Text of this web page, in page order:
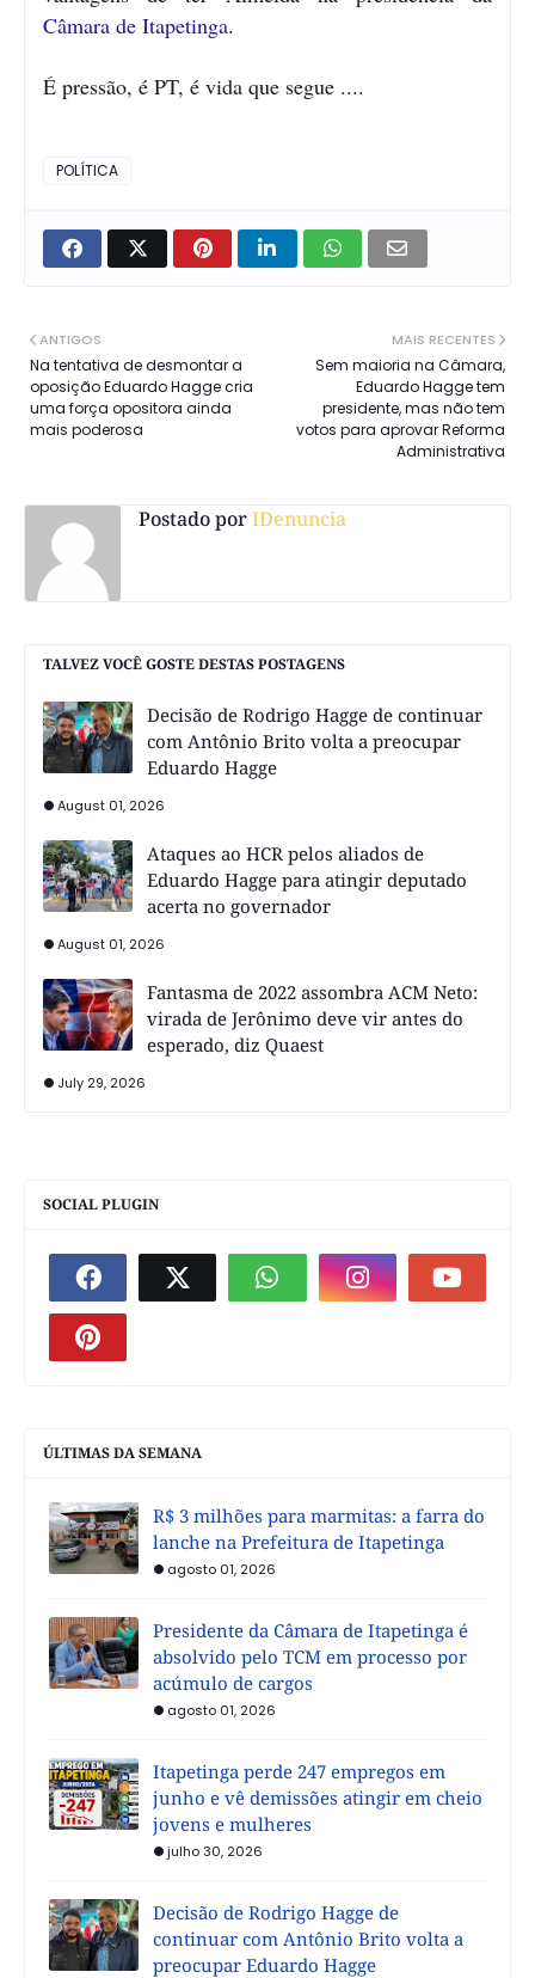
Câmara de Itapetinga.
É pressão, é PT, é vida que segue ....
POLÍTICA
MAIS RECENTES
Sem maioria na Câmara,
Eduardo Hagge tem
presidente, mas não tem
votos para aprovar Reforma
Administrativa
ANTIGOS
Na tentativa de desmontar a
oposição Eduardo Hagge cria
uma força opositora ainda
mais poderosa
Postado porIDenuncia
TALVEZ VOCÊ GOSTE DESTAS POSTAGENS
Decisão de Rodrigo Hagge de continuar
com Antônio Brito volta a preocupar
Eduardo Hagge
August 01, 2026
Ataques ao HCR pelos aliados de
Eduardo Hagge para atingir deputado
acerta no governador
August 01, 2026
Fantasma de 2022 assombra ACM Neto:
virada de Jerônimo deve vir antes do
esperado, diz Quaest
July 29, 2026
SOCIAL PLUGIN
ÚLTIMAS DA SEMANA
R$ 3 milhões para marmitas: a farra do
lanche na Prefeitura de Itapetinga
agosto 01, 2026
Presidente da Câmara de Itapetinga é
absolvido pelo TCM em processo por
acúmulo de cargos
agosto 01, 2026
Itapetinga perde 247 empregos em
junho e vê demissões atingir em cheio
jovens e mulheres
julho 30, 2026
Decisão de Rodrigo Hagge de
continuar com Antônio Brito volta a
preocupar Eduardo Hagge